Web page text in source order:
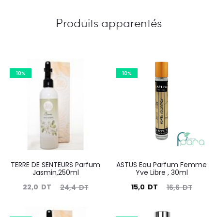
Produits apparentés
10%
TERRE DE SENTEURS Parfum
Jasmin,250ml
24,4DT
Le
22,0 DT
10%
ASTUS Eau Parfum Femme
Yve Libre , 30ml
16,6DT
Le
15,0 DT
Le